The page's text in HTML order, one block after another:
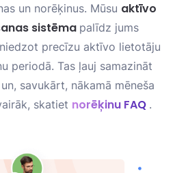
un norēķinus. Mūsu aktīvo
sistēma palīdz jums
precīzu aktīvo lietotāju
periodā. Tas ļauj samazināt
savukārt, nākamā mēneša
skatiet norēķinu FAQ .